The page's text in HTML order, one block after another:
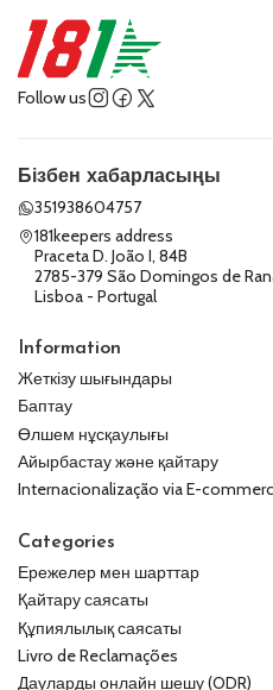
Follow us
Бізбен хабарласыңы
351938604757
181keepers address
Praceta D. João I, 84B
2785-379 São Domingos de
Lisboa - Portugal
Information
Жеткізу шығындары
Баптау
Өлшем нұсқаулығы
Айырбастау және қайтару
Internacionalização via E-
Categories
Ережелер мен шарттар
Қайтару саясаты
Құпиялылық саясаты
Livro de Reclamações
Дауларды онлайн шешу (ODR)